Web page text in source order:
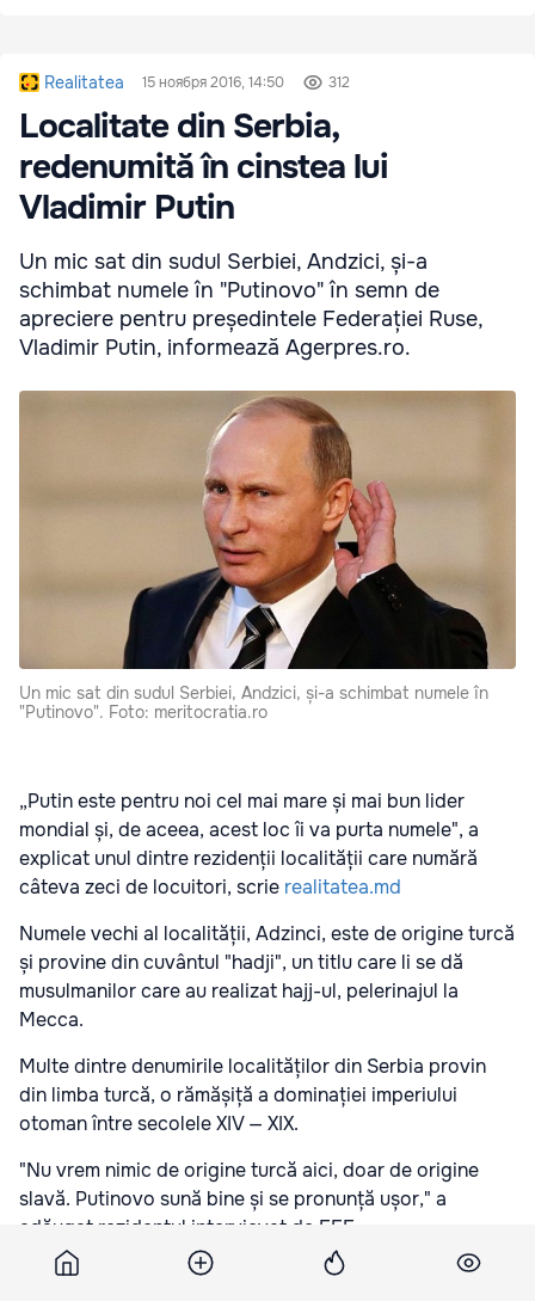
Realitatea 15 ноября 2016, 14:50 312
Localitate din Serbia,
redenumită în cinstea lui
Vladimir Putin
Un mic sat din sudul Serbiei, Andzici, și-a
schimbat numele în "Putinovo" în semn de
apreciere pentru președintele Federației Ruse,
Vladimir Putin, informează Agerpres.ro.
Un mic sat din sudul Serbiei, Andzici, și-a schimbat numele în
"Putinovo". Foto: meritocratia.ro
„Putin este pentru noi cel mai mare și mai bun lider
mondial și, de aceea, acest loc îi va purta numele", a
explicat unul dintre rezidenții localității care numără
câteva zeci de locuitori, scrie realitatea.md
Numele vechi al localității, Adzinci, este de origine turcă
și provine din cuvântul "hadji", un titlu care li se dă
musulmanilor care au realizat hajj-ul, pelerinajul la
Mecca.
Multe dintre denumirile localităților din Serbia provin
din limba turcă, o rămășiță a dominației imperiului
otoman între secolele XIV — XIX.
"Nu vrem nimic de origine turcă aici, doar de origine
slavă. Putinovo sună bine și se pronunță ușor," a
adăugat rezidentul intervievat de EFE.
Decizia a fost luată în unanimitate de locuitorii satului,